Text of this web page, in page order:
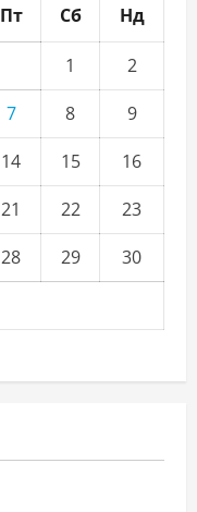
Пт Сб Нд
1
2
7 8
9
14 15
16
21 22
23
28 29
30